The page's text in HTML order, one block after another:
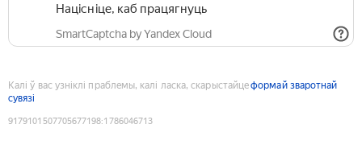
Націсніце, каб працягнуць
SmartCaptcha by Yandex Cloud
Калі ў вас узніклі праблемы, калі ласка, скарыстайцеформай зваротнай
сувязі
9179101507705677198:1786046713